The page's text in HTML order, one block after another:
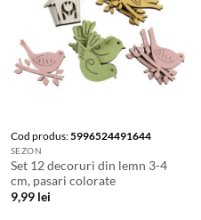
Cod produs:5996524491644
SEZON
Set 12 decoruri din lemn 3-4
cm, pasari colorate
9,99 lei